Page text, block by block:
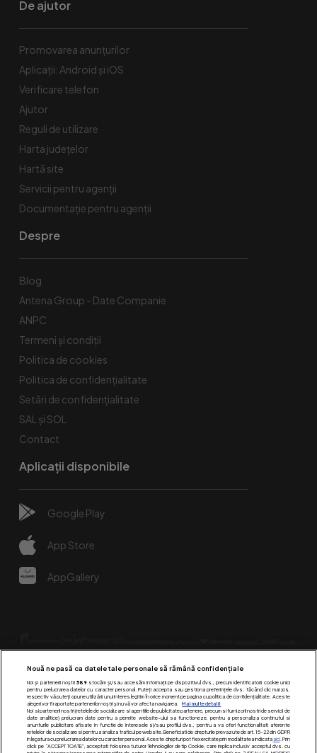
De ajutor
Promovarea anunțurilor
Aplicații: Android și iOS
Verificare telefon
Ajutor
Reguli de utilizare
Harta județelor
Hartă site
Servicii pentru agenții
Documentație pentru agenții
Despre
Blog
Antena Group - Date Companie
ANPC
Termeni și condiții
Politica de cookies
Politica de confidențialitate
Setări de confidențialitate
SAL și SOL
Contact
Aplicații disponibile
Google Play
App Store
AppGallery
Urmărește-ne pe:
Nouă ne pasă ca datele tale personale să rămână confidențiale
Noi și partenerii noștri 589stocăm și/sau accesăm informații pe dispozitivul dvs., precum identificatorii cookie unici
pentru prelucrarea datelor cu caracter personal. Puteți accepta sau gestiona preferințele dvs. făcând clic mai jos,
respectiv vă puteți opune utilizării unui interes legitim în orice moment pe pagina cu politica de confidențialitate. Aceste
alegeri vor fi raportate partenerilor noștri și nu vă vor afecta navigarea.
Mai multe detalii
Noi si partenerii nostri (retelele de socializare si agentiile de publicitate partenere, precum si furnizorii nostri de servicii de
date analitice) prelucram date pentru a permite website-ului sa functioneze, pentru a personaliza continutul si
anunturile publicitare afisate in functie de interesele si/sau profilul dvs., pentru a va oferi functionalitati aferente
retelelor de socializare si pentru a analiza traficul pe website. Beneficiati de drepturile prevazute de art. 15-22 din GDPR
in legatura cu prelucrarea datelor cu caracter personal. Aceste drepturi pot fi exercitate prin modalitatea indicataaici. Prin
click pe “ACCEPT TOATE”, acceptati folosirea tuturor Tehnologiilor de tip Cookie, care implica inclusiv acceptul dvs. cu